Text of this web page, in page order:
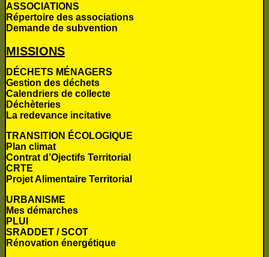
ASSOCIATIONS
Répertoire des associations
Demande de subvention
MISSIONS
DÉCHETS MÉNAGERS
Gestion des déchets
Calendriers de collecte
Déchèteries
La redevance incitative
TRANSITION ÉCOLOGIQUE
Plan climat
Contrat d’Ojectifs Territorial
CRTE
Projet Alimentaire Territorial
URBANISME
Mes démarches
PLUI
SRADDET / SCOT
Rénovation énergétique